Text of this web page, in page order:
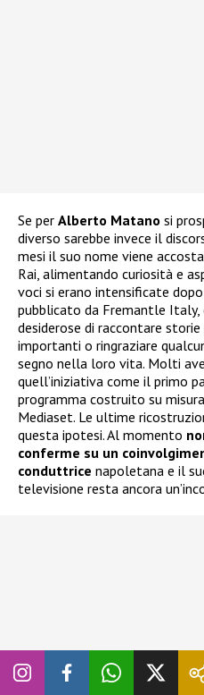
Se per Alberto Matano si
diverso sarebbe invece il
mesi il suo nome viene
Rai, alimentando curiosità e
voci si erano intensificate
pubblicato da Fremantle Italy,
desiderose di raccontare
importanti o ringraziare
segno nella loro vita. Molti
quell’iniziativa come il primo
programma costruito su
Mediaset. Le ultime
questa ipotesi. Al momento
conferme su un
conduttrice napoletana e il
televisione resta ancora